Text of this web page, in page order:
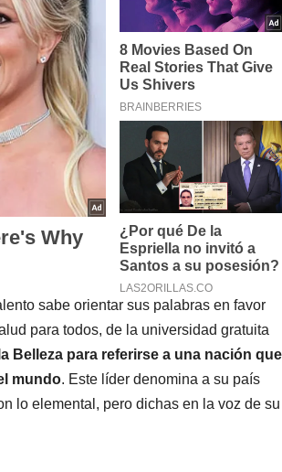
sabe orientar sus palabras en favor
para todos, de la universidad gratuita
Belleza para referirse a una nación que
mundo. Este líder denomina a su país
lo elemental, pero dichas en la voz de su